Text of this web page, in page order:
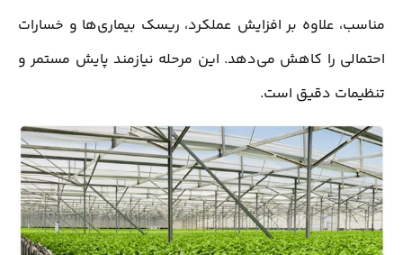
مناسب، علاوه بر افزایش عملکرد، ریسک بیماری‌ها و خسارات
احتمالی را کاهش می‌دهد. این مرحله نیازمند پایش مستمر و
تنظیمات دقیق است.